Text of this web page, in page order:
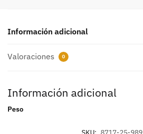
Información adicional
Valoraciones 0
Información adicional
Peso